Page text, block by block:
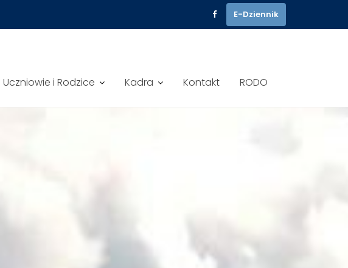
E-Dziennik
Uczniowie i Rodzice Kadra Kontakt RODO